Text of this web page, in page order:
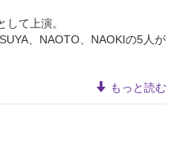
して上演。
、NAOTO、NAOKIの5人が
もっと読む